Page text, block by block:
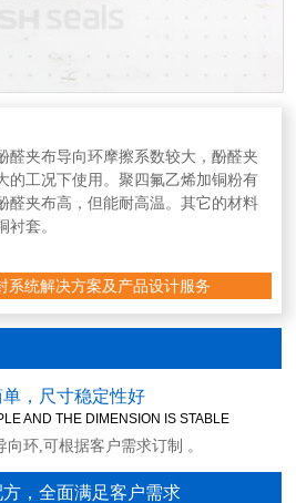
醛夹布导向环摩擦系数较大，酚醛夹
的工况下使用。聚四氟乙烯加铜粉有
醛夹布高，但能耐高温。其它的材料
套。
系统解决方案及产品设计服务
，尺寸稳定性好
AND THE DIMENSION IS STABLE
向环, 可根据客户需求订制 。
，全面满足客户需求